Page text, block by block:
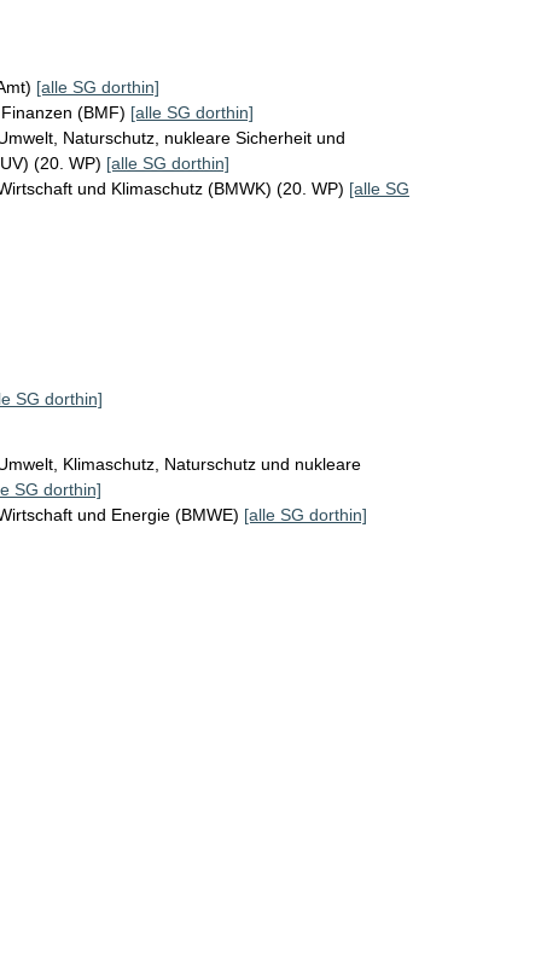
[alle SG dorthin]
(BMF) [alle SG dorthin]
Naturschutz, nukleare Sicherheit und
(20. WP) [alle SG dorthin]
und Klimaschutz (BMWK) (20. WP) [alle SG
SG dorthin]
Klimaschutz, Naturschutz und nukleare
SG dorthin]
und Energie (BMWE) [alle SG dorthin]